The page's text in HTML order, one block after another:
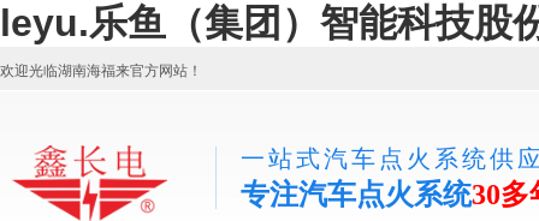
leyu.乐鱼（集团）智能科技股
欢迎光临湖南海福来官方网站！
一站式汽车点火系统供
专注汽车点火系统30多